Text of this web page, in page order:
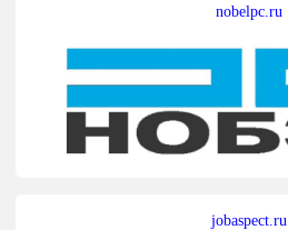
nobelpc.ru
jobaspect.ru